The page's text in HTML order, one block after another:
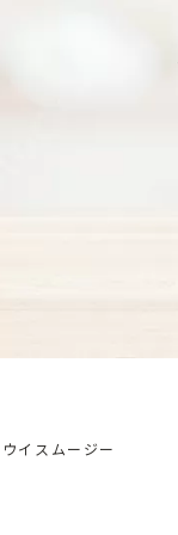
イスムージー